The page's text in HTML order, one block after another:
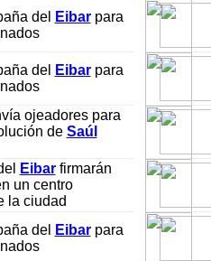
del Eibarpara
del Eibarpara
ojeadores para
de Saúl
Eibarfirmarán
un centro
la ciudad
del
Eibarpara